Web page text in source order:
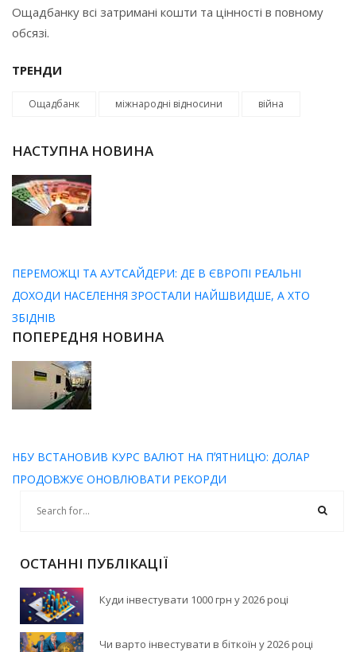
Ощадбанку всі затримані кошти та цінності в повному
обсязі.
ТРЕНДИ
Ощадбанк міжнародні відносини війна
НАСТУПНА НОВИНА
ПЕРЕМОЖЦІ ТА АУТСАЙДЕРИ: ДЕ В ЄВРОПІ РЕАЛЬНІ
ДОХОДИ НАСЕЛЕННЯ ЗРОСТАЛИ НАЙШВИДШЕ, А ХТО
ЗБІДНІВ
ПОПЕРЕДНЯ НОВИНА
НБУ ВСТАНОВИВ КУРС ВАЛЮТ НА ПʼЯТНИЦЮ: ДОЛАР
ПРОДОВЖУЄ ОНОВЛЮВАТИ РЕКОРДИ
ОСТАННІ ПУБЛІКАЦІЇ
Куди інвестувати 1000 грн у 2026 році
Чи варто інвестувати в біткоїн у 2026 році